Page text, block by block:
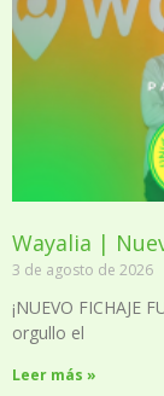
Wayalia |
3 de agosto de 2026
¡NUEVO FICHAJE
orgullo el
Leer más »